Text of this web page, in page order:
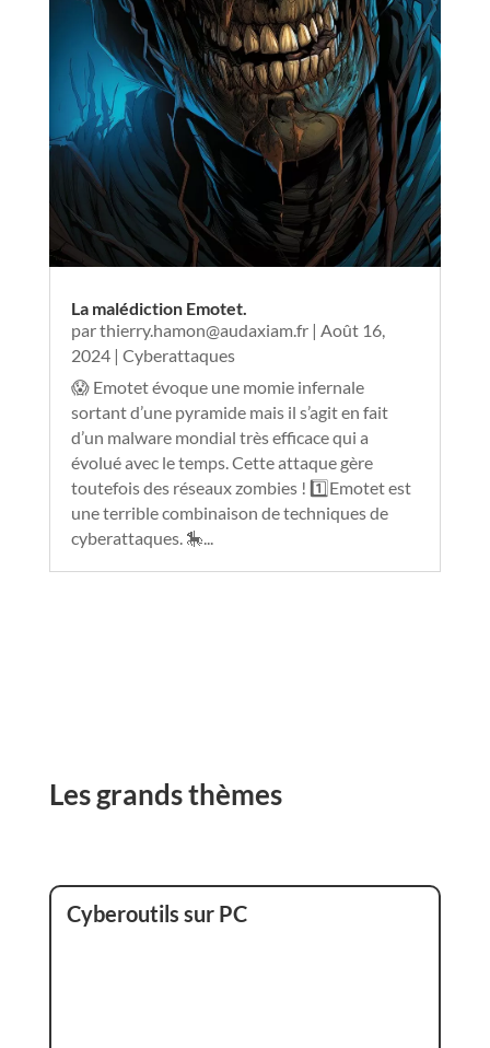
La malédiction Emotet.
parthierry.hamon@audaxiam.fr| Août 16,
2024| Cyberattaques
😱 Emotet évoque une momie infernale
sortant d’une pyramide mais il s’agit en fait
d’un malware mondial très efficace qui a
évolué avec le temps. Cette attaque gère
toutefois des réseaux zombies ! 1️⃣Emotet est
une terrible combinaison de techniques de
cyberattaques. 🎠...
Les grands thèmes
Cyberoutils sur PC